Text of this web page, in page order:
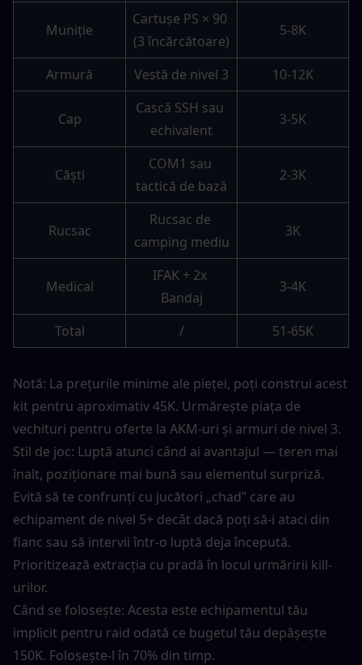
Muniție
Cartușe PS × 90
(3 încărcătoare)
5-8K
Armură Vestă de nivel 3 10-12K
Cap
Cască SSH sau
echivalent
3-5K
Căști
COM1 sau
tactică de bază
2-3K
Rucsac
Rucsac de
camping mediu
3K
Medical
IFAK + 2x
Bandaj
3-4K
Total / 51-65K
Notă: La prețurile minime ale pieței, poți construi acest
kit pentru aproximativ 45K. Urmărește piața de
vechituri pentru oferte la AKM-uri și armuri de nivel 3.
Stil de joc: Luptă atunci când ai avantajul — teren mai
înalt, poziționare mai bună sau elementul surpriză.
Evită să te confrunți cu jucători „chad” care au
echipament de nivel 5+ decât dacă poți să-i ataci din
flanc sau să intervii într-o luptă deja începută.
Prioritizează extracția cu pradă în locul urmăririi kill-
urilor.
Când se folosește: Acesta este echipamentul tău
implicit pentru raid odată ce bugetul tău depășește
150K. Folosește-l în 70% din timp.